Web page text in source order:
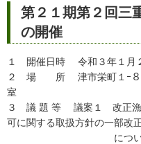
第２１期第２回三
の開催
１ 開催日時 令和３年１月
２ 場 所 津市栄町１ｰ８
室
３ 議 題 等 議案１ 改正漁
可に関する取扱方針の一部改
につい